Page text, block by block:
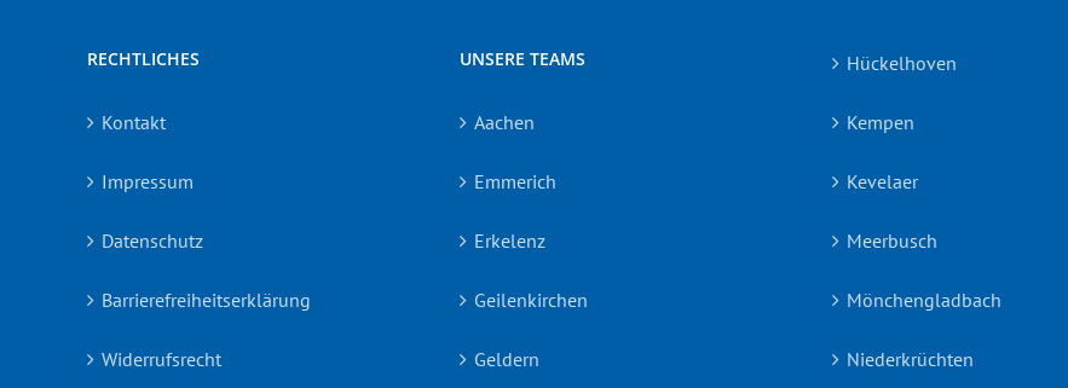
RECHTLICHES
Kontakt
Impressum
Datenschutz
Barrierefreiheitserklärung
Widerrufsrecht
UNSERE TEAMS
Aachen
Emmerich
Erkelenz
Geilenkirchen
Geldern
Hückelhoven
Kempen
Kevelaer
Meerbusch
Mönchengladbach
Niederkrüchten